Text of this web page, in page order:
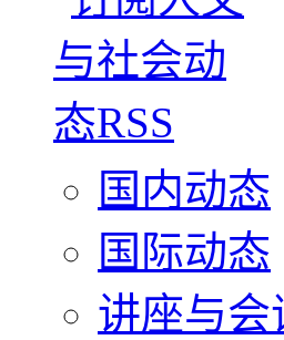
国内动态
国际动态
讲座与会